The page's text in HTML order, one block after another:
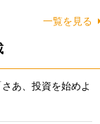
一覧を見る
あ、投資を始めよ